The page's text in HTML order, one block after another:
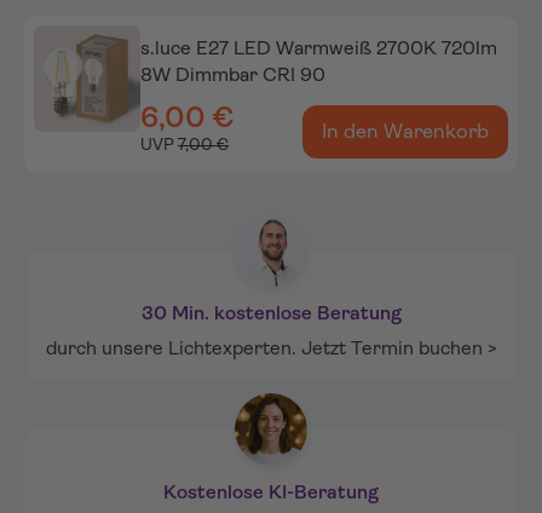
s.luce E27 LED Warmweiß 2700K 720lm
8W Dimmbar CRI 90
6,00 €
UVP 7,00 €
In den Warenkorb
30 Min. kostenlose Beratung
durch unsere Lichtexperten. Jetzt Termin buchen >
Kostenlose KI-Beratung